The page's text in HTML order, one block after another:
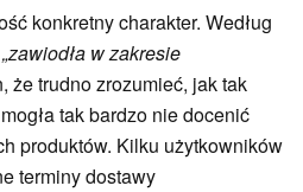
konkretny charakter. Według
„zawiodła w zakresie
że trudno zrozumieć, jak tak
tak bardzo nie docenić
produktów. Kilku użytkowników
terminy dostawy